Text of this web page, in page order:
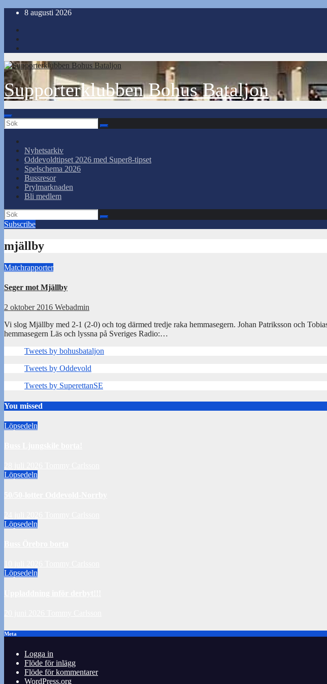
Hoppa
innehåll
8 augusti 2026
Supporterklubben Bohus Bataljon
Nyhetsarkiv
Oddevoldtipset 2026 med Super8-tipset
Spelschema 2026
Bussresor
Prylmarknaden
Bli medlem
Subscribe
mjällby
Matchrapporter
Seger mot Mjällby
2 oktober 2016 Webadmin
Vi slog Mjällby med 2-1 (2-0) och tog därmed tredje raka hemmasegern. Johan Patriksson och
hemmasegern Läs och lyssna på Sveriges Radio:…
Tweets by bohusbataljon
Tweets by Oddevold
Tweets by SuperettanSE
You missed
Löpsedeln
Löpsedeln
Löpsedeln
Löpsedeln
Meta
Logga in
Flöde för inlägg
Flöde för kommentarer
WordPress.org